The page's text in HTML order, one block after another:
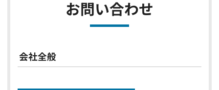
お問い合わせ
会社全般